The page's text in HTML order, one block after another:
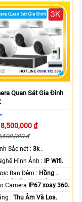
Quan Sát Gia Đình
₫
₫
Sắc nét :3k .
🏆 Công Nghệ Hình Ảnh :
IP Wifi.
❂ Xem Được Ban Đêm : Hồng
Có Màu Ban Ðêm.
Camera
IP67 xoay 360.
️💫 Khả Năng :Thu Âm Và Loa.